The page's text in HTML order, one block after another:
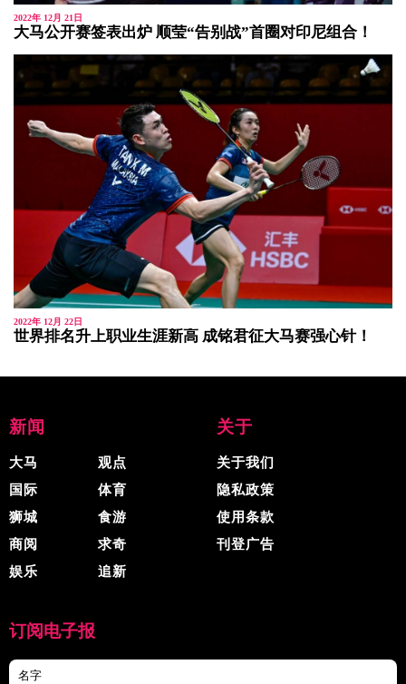
2022年 12月 21日
大马公开赛签表出炉 顺莹“告别战”首圈对印尼组合！
2022年 12月 22日
世界排名升上职业生涯新高 成铭君征大马赛强心针！
新闻
大马
国际
狮城
商阅
娱乐
观点
体育
食游
求奇
追新
关于
关于我们
隐私政策
使用条款
刊登广告
订阅电子报